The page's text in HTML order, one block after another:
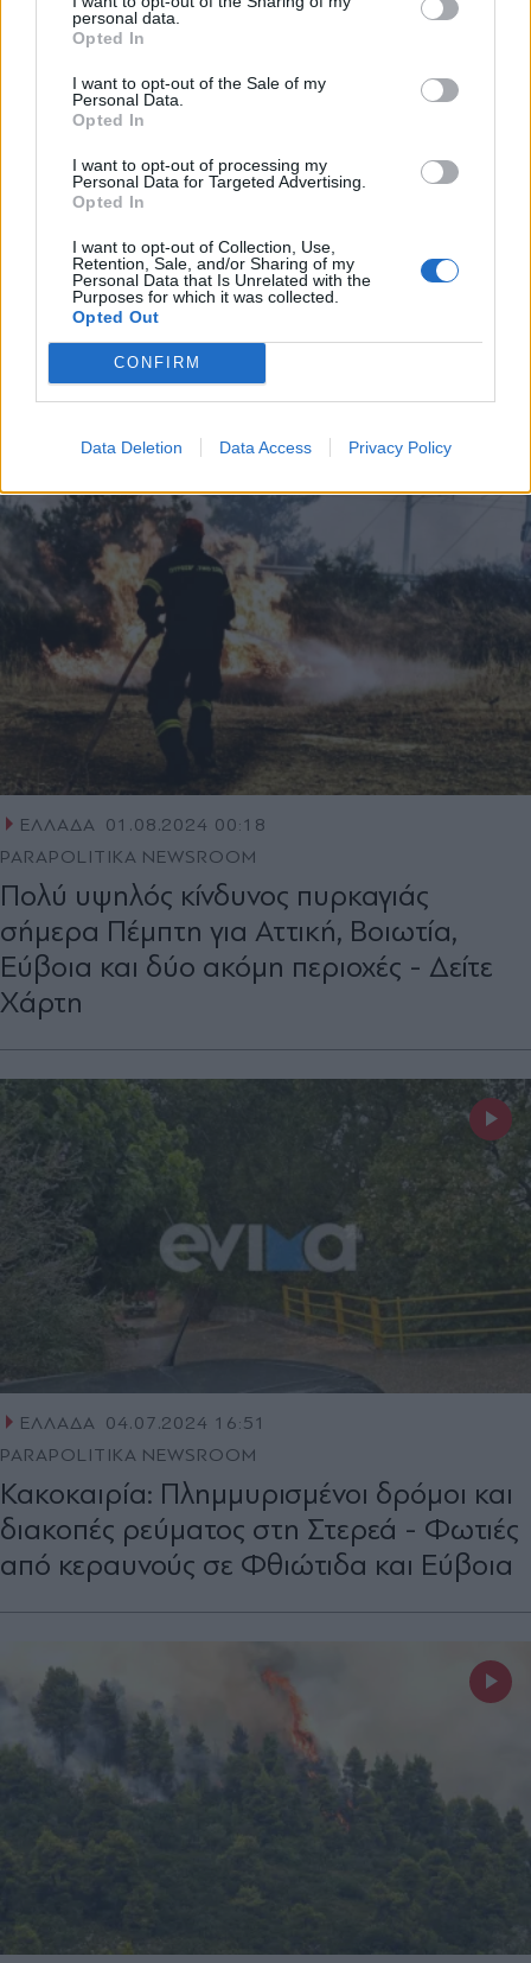
personal data.
Opted In
I want to opt-out of the Sale of my
Personal Data.
Opted In
I want to opt-out of processing my
Personal Data for Targeted Advertising.
Opted In
I want to opt-out of Collection, Use,
Retention, Sale, and/or Sharing of my
Personal Data that Is Unrelated with the
Purposes for which it was collected.
Opted Out
CONFIRM
Data Deletion Data Access Privacy Policy
ΕΛΛΑΔΑ 31.08.2024 16:26
PARAPOLITIKA NEWSROOM
Επικαιροποιήθηκε το έκτακτο δελτίο της
ΕΜΥ - Πού θα σημειωθούν έντονα
φαινόμενα τις επόμενες ώρες
ΕΛΛΑΔΑ 01.08.2024 00:18
PARAPOLITIKA NEWSROOM
Πολύ υψηλός κίνδυνος πυρκαγιάς
σήμερα Πέμπτη για Αττική, Βοιωτία,
Εύβοια και δύο ακόμη περιοχές - Δείτε
Χάρτη
ΕΛΛΑΔΑ
04.07.2024 16:51
PARAPOLITIKA NEWSROOM
Κακοκαιρία: Πλημμυρισμένοι δρόμοι και
διακοπές ρεύματος στη Στερεά - Φωτιές
από κεραυνούς σε Φθιώτιδα και Εύβοια
Αποδέχομαι τους
και την πολιτική απορρήτου
X